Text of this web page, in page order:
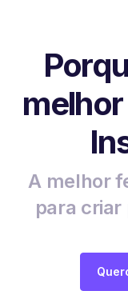
A melhor
para criar